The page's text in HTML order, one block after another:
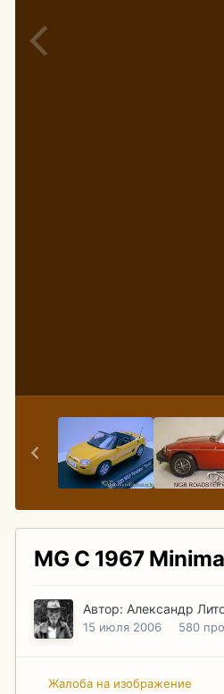
MG C 1967
Автор: Александр
15 июля 2006 580
Жалоба на изображение